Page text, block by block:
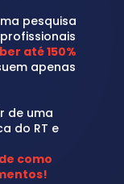
pesquisa
até 150%
apenas
de uma
do RT e
como